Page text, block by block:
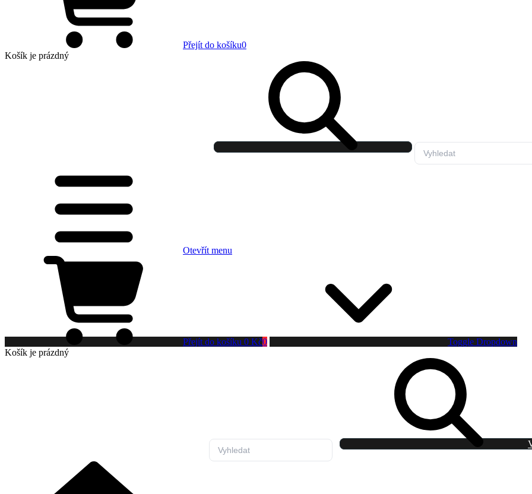
Přejít do košíku0
Košík je prázdný
Otevřít menu
Přejít do košíku 0 Kč0
Toggle Dropdown
Košík je prázdný